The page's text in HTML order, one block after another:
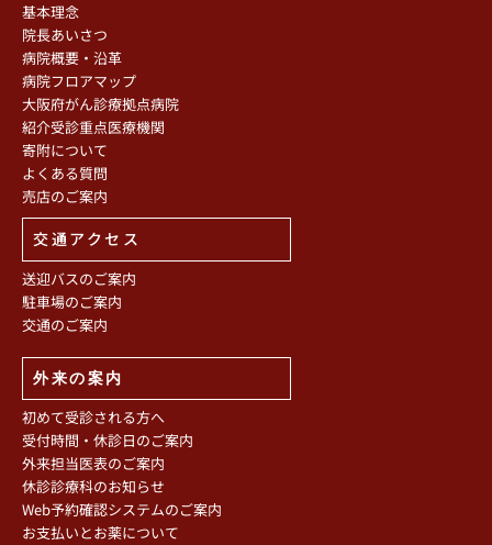
基本理念
院長あいさつ
病院概要・沿革
病院フロアマップ
大阪府がん診療拠点病院
紹介受診重点医療機関
寄附について
よくある質問
売店のご案内
交通アクセス
送迎バスのご案内
駐車場のご案内
交通のご案内
外来の案内
初めて受診される方へ
受付時間・休診日のご案内
外来担当医表のご案内
休診診療科のお知らせ
Web予約確認システムのご案内
お支払いとお薬について